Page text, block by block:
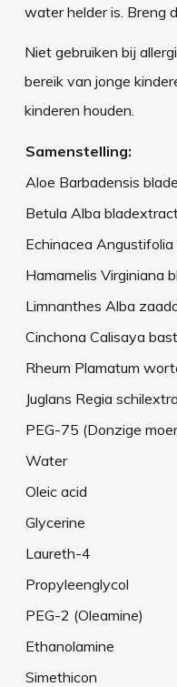
water helder is. Breng
Niet gebruiken bij
bereik van jonge
kinderen houden.
Samenstelling:
Aloe Barbadensis
Betula Alba
Echinacea
Hamamelis Virginiana
Limnanthes Alba
Cinchona Calisaya
Rheum Plamatum
Juglans Regia
PEG-75 (Donzige
Water
Oleic acid
Glycerine
Laureth-4
Propyleenglycol
PEG-2 (Oleamine)
Ethanolamine
Simethicon